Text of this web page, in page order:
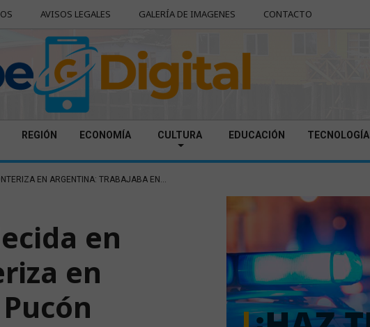
AVISOS LEGALES GALERÍA DE IMAGENES CONTACTO
REGIÓN ECONOMÍA CULTURA EDUCACIÓN TECNOLOGÍA
EN ARGENTINA: TRABAJABA EN...
en
en